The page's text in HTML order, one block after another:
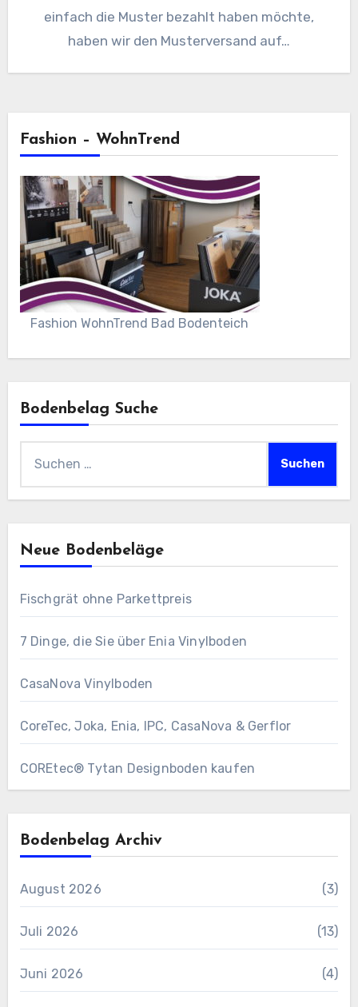
einfach die Muster bezahlt haben möchte,
haben wir den Musterversand auf…
Fashion – WohnTrend
Fashion WohnTrend Bad Bodenteich
Bodenbelag Suche
nach:
Neue Bodenbeläge
Fischgrät ohne Parkettpreis
7 Dinge, die Sie über Enia Vinylboden
CasaNova Vinylboden
CoreTec, Joka, Enia, IPC, CasaNova & Gerflor
COREtec® Tytan Designboden kaufen
Bodenbelag Archiv
August 2026 (3)
Juli 2026 (13)
Juni 2026 (4)